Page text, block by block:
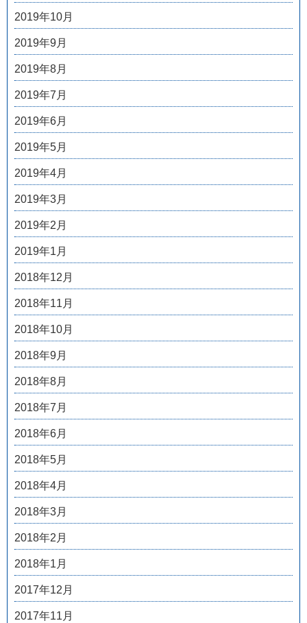
2019年10月
2019年9月
2019年8月
2019年7月
2019年6月
2019年5月
2019年4月
2019年3月
2019年2月
2019年1月
2018年12月
2018年11月
2018年10月
2018年9月
2018年8月
2018年7月
2018年6月
2018年5月
2018年4月
2018年3月
2018年2月
2018年1月
2017年12月
2017年11月